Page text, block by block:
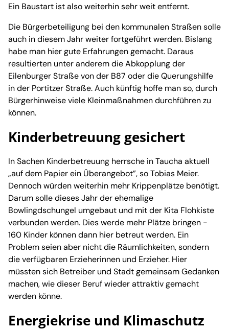
Ein Baustart ist also weiterhin sehr weit entfernt.
Die Bürgerbeteiligung bei den kommunalen Straßen solle
auch in diesem Jahr weiter fortgeführt werden. Bislang
habe man hier gute Erfahrungen gemacht. Daraus
resultierten unter anderem die Abkopplung der
Eilenburger Straße von der B87 oder die Querungshilfe
in der Portitzer Straße. Auch künftig hoffe man so, durch
Bürgerhinweise viele Kleinmaßnahmen durchführen zu
können.
Kinderbetreuung gesichert
In Sachen Kinderbetreuung herrsche in Taucha aktuell
„auf dem Papier ein Überangebot”, so Tobias Meier.
Dennoch würden weiterhin mehr Krippenplätze benötigt.
Darum solle dieses Jahr der ehemalige
Bowlingdschungel umgebaut und mit der Kita Flohkiste
verbunden werden. Dies werde mehr Plätze bringen -
160 Kinder können dann hier betreut werden. Ein
Problem seien aber nicht die Räumlichkeiten, sondern
die verfügbaren Erzieherinnen und Erzieher. Hier
müssten sich Betreiber und Stadt gemeinsam Gedanken
machen, wie dieser Beruf wieder attraktiv gemacht
werden könne.
Energiekrise und Klimaschutz